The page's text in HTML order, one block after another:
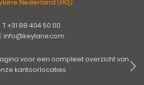
Nederland (HQ)
T+31 88 404 50 00
info@keylane.com
voor een compleet overzicht van
kantoorlocaties